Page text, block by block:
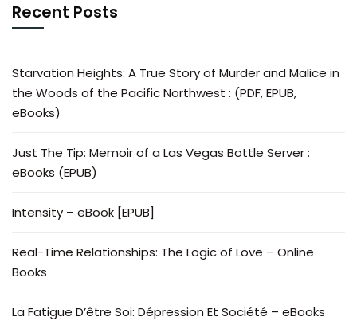
Recent Posts
Starvation Heights: A True Story of Murder and Malice in
the Woods of the Pacific Northwest : (PDF, EPUB,
eBooks)
Just The Tip: Memoir of a Las Vegas Bottle Server :
eBooks (EPUB)
Intensity – eBook [EPUB]
Real-Time Relationships: The Logic of Love – Online
Books
La Fatigue D’être Soi: Dépression Et Société – eBooks